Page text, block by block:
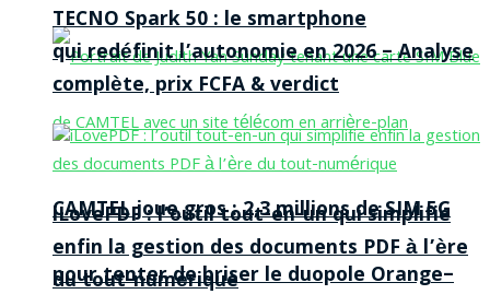
CAMTEL joue gros : 2,3 millions de SIM 5G
pour tenter de briser le duopole Orange–
TECNO Spark 50 : le smartphone
qui redéfinit l’autonomie en 2026 – Analyse
complète, prix FCFA & verdict
iLovePDF : l’outil tout-en-un qui simplifie
enfin la gestion des documents PDF à l’ère
du tout-numérique